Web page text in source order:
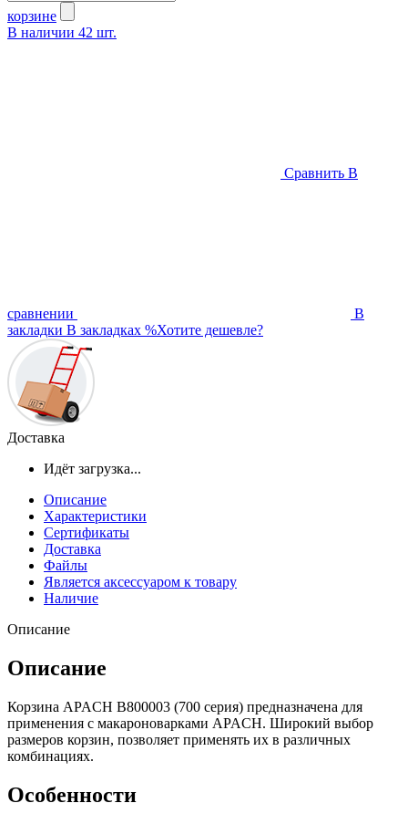
корзине
В наличии 42 шт.
Сравнить В
сравнении
В
закладки В закладках %Хотите дешевле?
Доставка
Идёт загрузка...
Описание
Характеристики
Сертификаты
Доставка
Файлы
Является аксессуаром к товару
Наличие
Описание
Описание
Корзина APACH B800003 (700 серия) предназначена для
применения с макароноварками APACH. Широкий выбор
размеров корзин, позволяет применять их в различных
комбинациях.
Особенности